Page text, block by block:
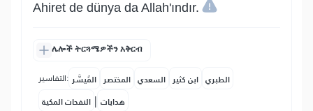
Ahiret de dünya da Allah'ındır.
ሌሎች ትርጓሜዎችን አቅርብ
التفاسير: المُيسَّر المختصر السعدي ابن كثير الطبري
النفحات المكية | هدايات